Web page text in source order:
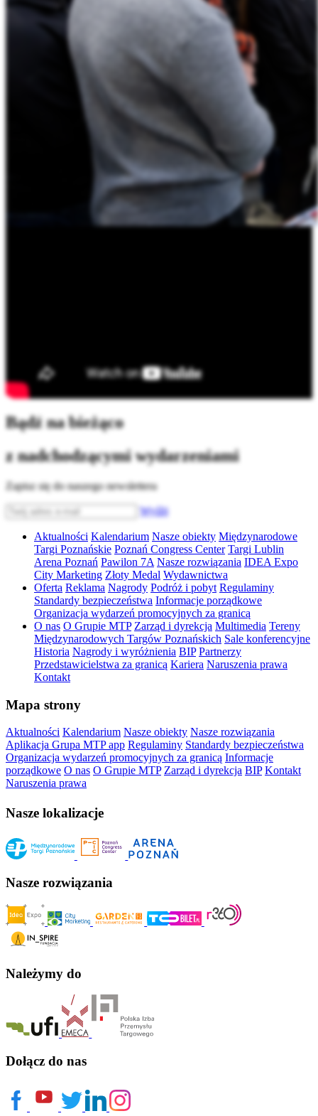
Bądź na bieżąco
z nadchodzącymi wydarzeniami
Zapisz się do naszego newslettera
Wyślij
Aktualności Kalendarium Nasze obiekty Międzynarodowe
Targi Poznańskie Poznań Congress Center Targi Lublin
Arena Poznań Pawilon 7A Nasze rozwiązania IDEA Expo
City Marketing Złoty Medal Wydawnictwa
Oferta Reklama Nagrody Podróż i pobyt Regulaminy
Standardy bezpieczeństwa Informacje porządkowe
Organizacja wydarzeń promocyjnych za granicą
O nas O Grupie MTP Zarząd i dyrekcja Multimedia Tereny
Międzynarodowych Targów Poznańskich Sale konferencyjne
Historia Nagrody i wyróżnienia BIP Partnerzy
Przedstawicielstwa za granicą Kariera Naruszenia prawa
Kontakt
Mapa strony
Aktualności Kalendarium Nasze obiekty Nasze rozwiązania
Aplikacja Grupa MTP app Regulaminy Standardy bezpieczeństwa
Organizacja wydarzeń promocyjnych za granicą Informacje
porządkowe O nas O Grupie MTP Zarząd i dyrekcja BIP Kontakt
Naruszenia prawa
Nasze lokalizacje
Nasze rozwiązania
Należymy do
Dołącz do nas